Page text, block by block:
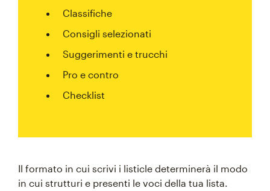
Classifiche
Consigli selezionati
Suggerimenti e trucchi
Pro e contro
Checklist
Il formato in cui scrivi i listicle determinerà il modo
in cui strutturi e presenti le voci della tua lista.